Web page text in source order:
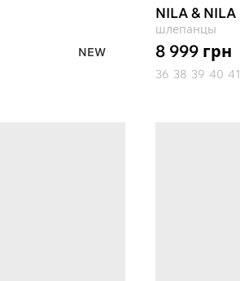
NEW
NILA & NILA
шлепанцы
8 999 грн
36 38 39 40 41